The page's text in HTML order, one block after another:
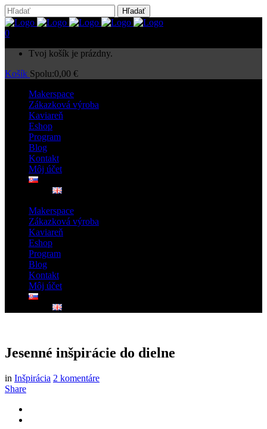
0
Tvoj košík je prázdny.
Košík Spolu:0,00 €
Makerspace
Zákazková výroba
Kaviareň
Eshop
Program
Blog
Kontakt
Môj účet
Makerspace
Zákazková výroba
Kaviareň
Eshop
Program
Blog
Kontakt
Môj účet
Jesenné inšpirácie do dielne
in Inšpirácia 2 komentáre
Share